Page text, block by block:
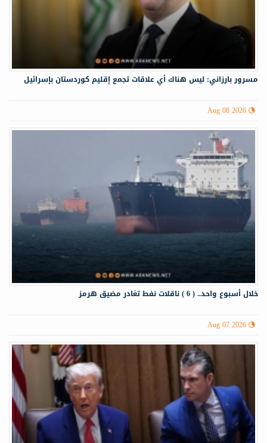
مسرور بارزاني: ليس هناك أي علاقات تجمع إقليم كوردستان بإسرائيل
Aug 08 2026
خلال أسبوع واحد.. ( 6 ) ناقلات نفط تغادر مضيق هرمز
Aug 07 2026